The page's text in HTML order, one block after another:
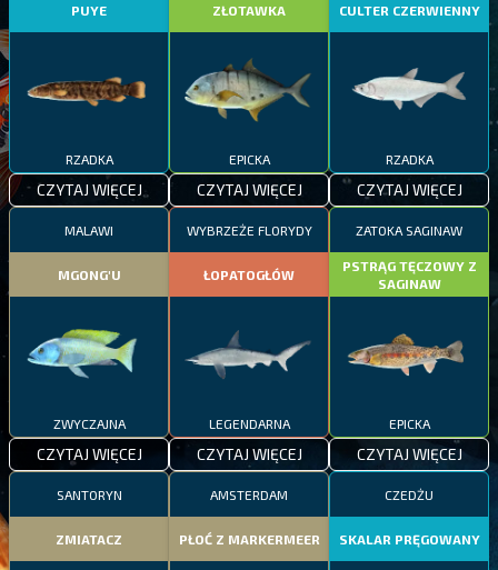
PUYE
RZADKA
CZYTAJ WIĘCEJ
ZŁOTAWKA
EPICKA
CZYTAJ WIĘCEJ
CULTER CZERWIENNY
RZADKA
CZYTAJ WIĘCEJ
MALAWI
MGONG'U
ZWYCZAJNA
CZYTAJ WIĘCEJ
WYBRZEŻE FLORYDY
ŁOPATOGŁÓW
LEGENDARNA
CZYTAJ WIĘCEJ
ZATOKA SAGINAW
PSTRĄG TĘCZOWY Z
SAGINAW
EPICKA
CZYTAJ WIĘCEJ
SANTORYN
ZMIATACZ
AMSTERDAM
PŁOĆ Z MARKERMEER
CZEDŻU
SKALAR PRĘGOWANY